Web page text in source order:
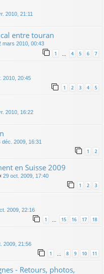
2010, 21:11
entre touran
mars 2010, 00:43
1 4 5 6 7
2010, 20:45
1 2 3 4 5
2010, 16:22
déc. 2009, 16:31
1 2
en Suisse 2009
29 oct. 2009, 17:40
1 2 3
2009, 22:16
1 15 16 17 18
2009, 21:56
1 … 8 9 10 11
- Retours, photos,